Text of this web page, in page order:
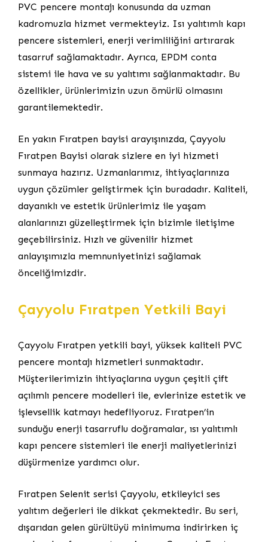
PVC pencere montajı konusunda da uzman
kadromuzla hizmet vermekteyiz. Isı yalıtımlı kapı
pencere sistemleri, enerji verimliliğini artırarak
tasarruf sağlamaktadır. Ayrıca, EPDM conta
sistemi ile hava ve su yalıtımı sağlanmaktadır. Bu
özellikler, ürünlerimizin uzun ömürlü olmasını
garantilemektedir.
En yakın Fıratpen bayisi arayışınızda, Çayyolu
Fıratpen Bayisi olarak sizlere en iyi hizmeti
sunmaya hazırız. Uzmanlarımız, ihtiyaçlarınıza
uygun çözümler geliştirmek için buradadır. Kaliteli,
dayanıklı ve estetik ürünlerimiz ile yaşam
alanlarınızı güzelleştirmek için bizimle iletişime
geçebilirsiniz. Hızlı ve güvenilir hizmet
anlayışımızla memnuniyetinizi sağlamak
önceliğimizdir.
Çayyolu Fıratpen Yetkili Bayi
Çayyolu Fıratpen yetkili bayi, yüksek kaliteli PVC
pencere montajı hizmetleri sunmaktadır.
Müşterilerimizin ihtiyaçlarına uygun çeşitli çift
açılımlı pencere modelleri ile, evlerinize estetik ve
işlevsellik katmayı hedefliyoruz. Fıratpen’in
sunduğu enerji tasarruflu doğramalar, ısı yalıtımlı
kapı pencere sistemleri ile enerji maliyetlerinizi
düşürmenize yardımcı olur.
Fıratpen Selenit serisi Çayyolu, etkileyici ses
yalıtım değerleri ile dikkat çekmektedir. Bu seri,
dışarıdan gelen gürültüyü minimuma indirirken iç